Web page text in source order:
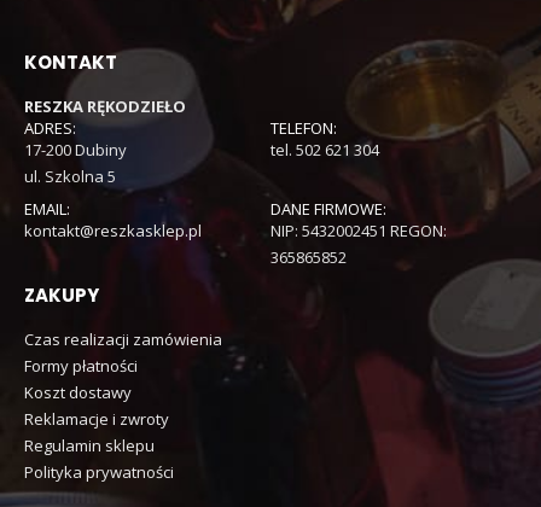
KONTAKT
RESZKA RĘKODZIEŁO
ADRES:
17-200 Dubiny
ul. Szkolna 5
TELEFON:
tel. 502 621 304
EMAIL:
kontakt@reszkasklep.pl
DANE FIRMOWE:
NIP: 5432002451 REGON:
365865852
ZAKUPY
Czas realizacji zamówienia
Formy płatności
Koszt dostawy
Reklamacje i zwroty
Regulamin sklepu
Polityka prywatności